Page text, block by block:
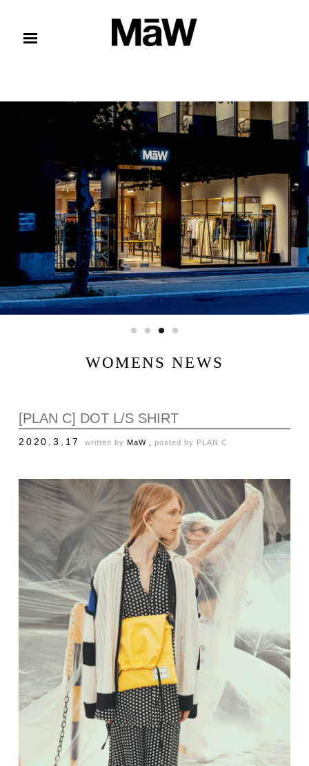
WOMENS NEWS
[PLAN C] DOT L/S SHIRT
2020.3.17 written by MaW , posted by PLAN C